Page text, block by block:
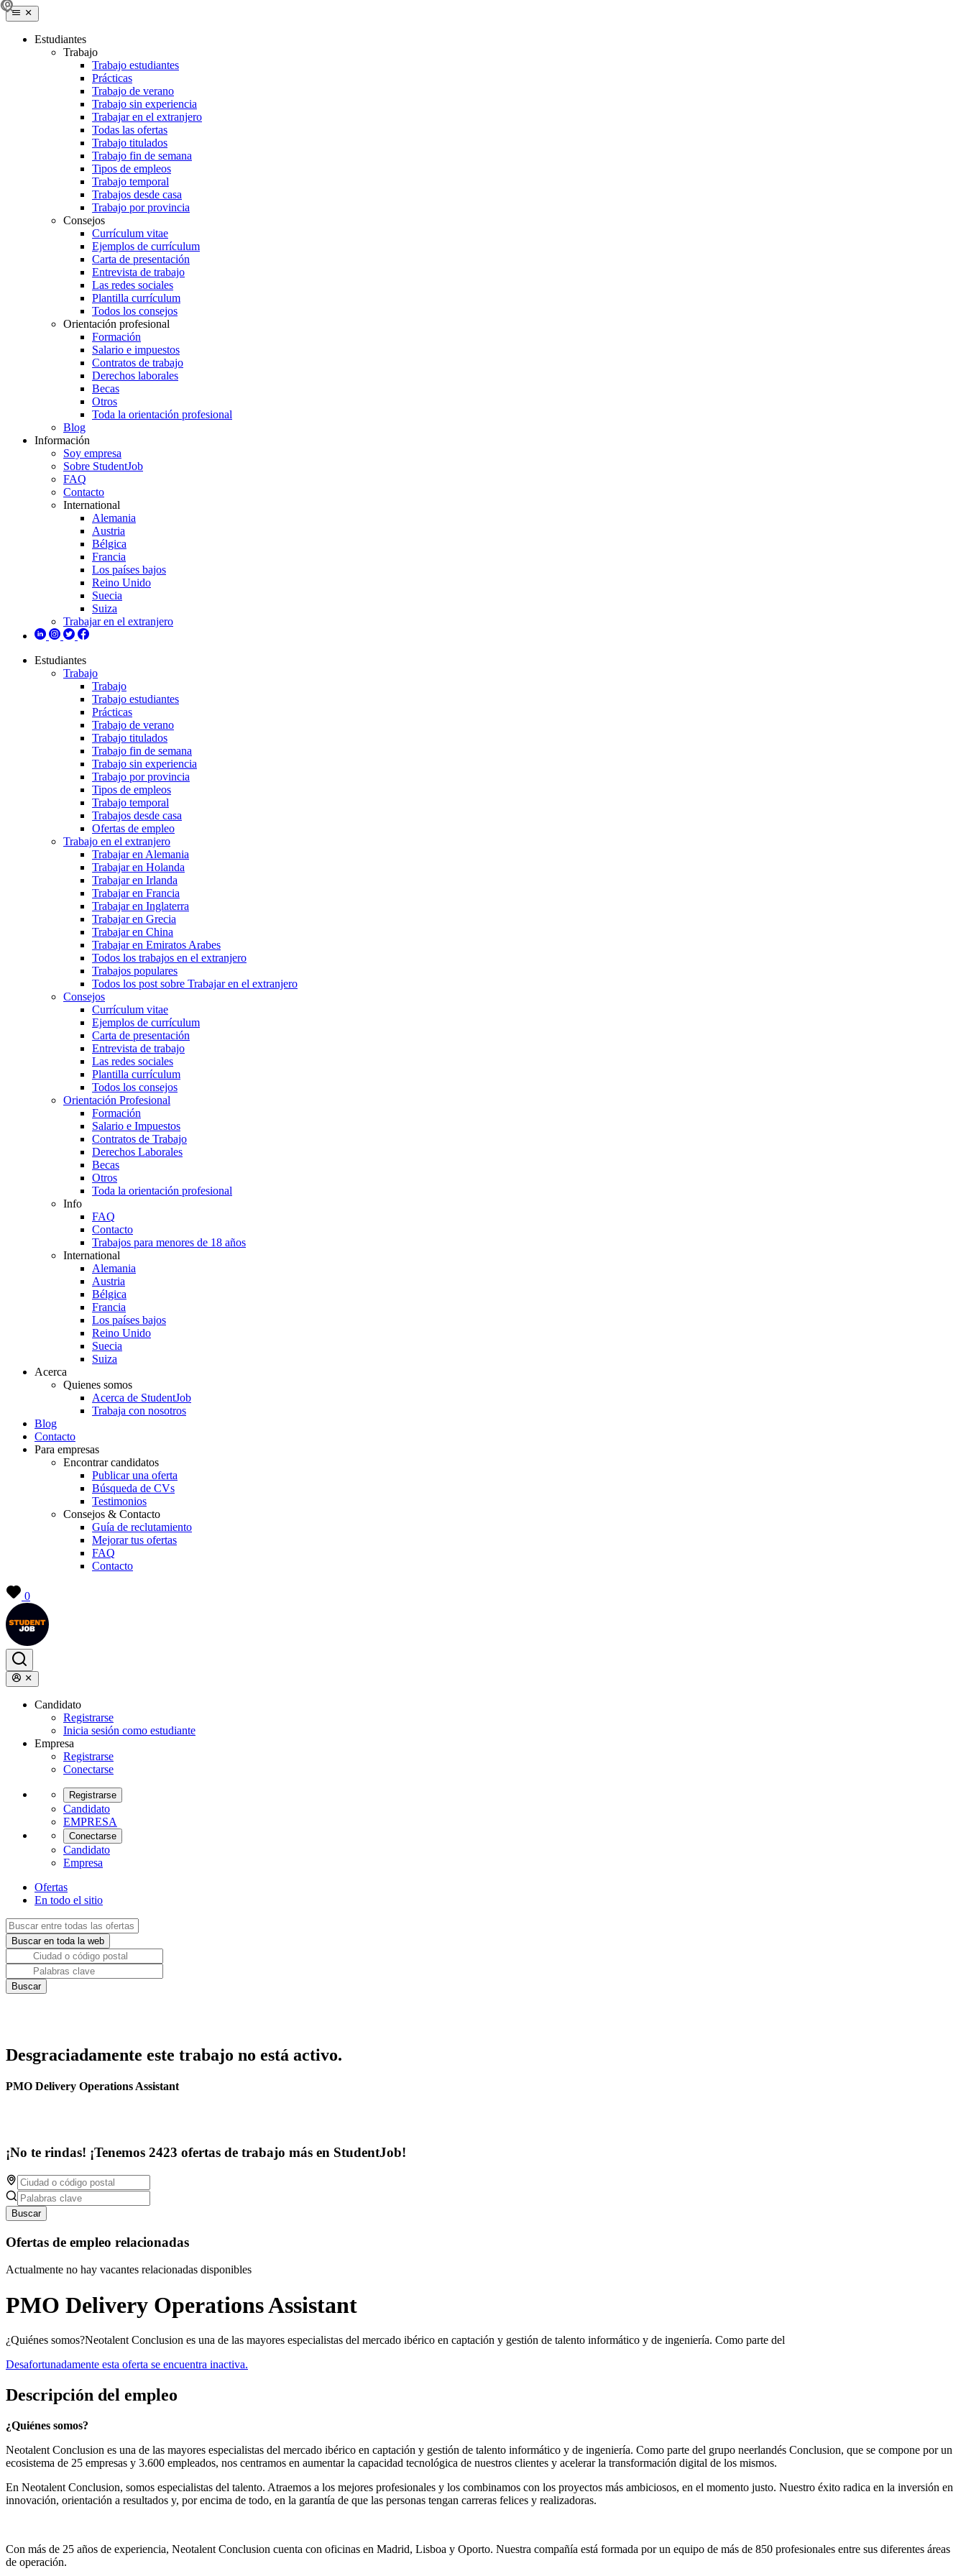
Estudiantes
Trabajo
Trabajo estudiantes
Prácticas
Trabajo de verano
Trabajo sin experiencia
Trabajar en el extranjero
Todas las ofertas
Trabajo titulados
Trabajo fin de semana
Tipos de empleos
Trabajo temporal
Trabajos desde casa
Trabajo por provincia
Consejos
Currículum vitae
Ejemplos de currículum
Carta de presentación
Entrevista de trabajo
Las redes sociales
Plantilla currículum
Todos los consejos
Orientación profesional
Formación
Salario e impuestos
Contratos de trabajo
Derechos laborales
Becas
Otros
Toda la orientación profesional
Blog
Información
Soy empresa
Sobre StudentJob
FAQ
Contacto
International
Alemania
Austria
Bélgica
Francia
Los países bajos
Reino Unido
Suecia
Suiza
Trabajar en el extranjero
Estudiantes
Trabajo
Trabajo
Trabajo estudiantes
Prácticas
Trabajo de verano
Trabajo titulados
Trabajo fin de semana
Trabajo sin experiencia
Trabajo por provincia
Tipos de empleos
Trabajo temporal
Trabajos desde casa
Ofertas de empleo
Trabajo en el extranjero
Trabajar en Alemania
Trabajar en Holanda
Trabajar en Irlanda
Trabajar en Francia
Trabajar en Inglaterra
Trabajar en Grecia
Trabajar en China
Trabajar en Emiratos Arabes
Todos los trabajos en el extranjero
Trabajos populares
Todos los post sobre Trabajar en el extranjero
Consejos
Currículum vitae
Ejemplos de currículum
Carta de presentación
Entrevista de trabajo
Las redes sociales
Plantilla currículum
Todos los consejos
Orientación Profesional
Formación
Salario e Impuestos
Contratos de Trabajo
Derechos Laborales
Becas
Otros
Toda la orientación profesional
Info
FAQ
Contacto
Trabajos para menores de 18 años
International
Alemania
Austria
Bélgica
Francia
Los países bajos
Reino Unido
Suecia
Suiza
Acerca
Quienes somos
Acerca de StudentJob
Trabaja con nosotros
Blog
Contacto
Para empresas
Encontrar candidatos
Publicar una oferta
Búsqueda de CVs
Testimonios
Consejos & Contacto
Guía de reclutamiento
Mejorar tus ofertas
FAQ
Contacto
0
Candidato
Registrarse
Inicia sesión como estudiante
Empresa
Registrarse
Conectarse
Registrarse
Candidato
EMPRESA
Conectarse
Candidato
Empresa
Ofertas
En todo el sitio
Desgraciadamente este trabajo no está activo.
PMO Delivery Operations Assistant
¡No te rindas! ¡Tenemos 2423 ofertas de trabajo más en StudentJob!
Buscar
Ofertas de empleo relacionadas
Actualmente no hay vacantes relacionadas disponibles
PMO Delivery Operations Assistant
¿Quiénes somos?Neotalent Conclusion es una de las mayores especialistas del mercado ibérico en captación y gestión de talento informático y de ingeniería. Como parte del
Desafortunadamente esta oferta se encuentra inactiva.
Descripción del empleo
¿Quiénes somos?
Neotalent Conclusion es una de las mayores especialistas del mercado ibérico en captación y gestión de talento informático y de ingeniería. Como parte del grupo neerlandés Conclusion, que se compone por un
ecosistema de 25 empresas y 3.600 empleados, nos centramos en aumentar la capacidad tecnológica de nuestros clientes y acelerar la transformación digital de los mismos.
En Neotalent Conclusion, somos especialistas del talento. Atraemos a los mejores profesionales y los combinamos con los proyectos más ambiciosos, en el momento justo. Nuestro éxito radica en la inversión en
innovación, orientación a resultados y, por encima de todo, en la garantía de que las personas tengan carreras felices y realizadoras.
Con más de 25 años de experiencia, Neotalent Conclusion cuenta con oficinas en Madrid, Lisboa y Oporto. Nuestra compañía está formada por un equipo de más de 850 profesionales entre sus diferentes áreas
de operación.